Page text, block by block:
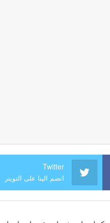
Twitter
انضم الينا على التويتر